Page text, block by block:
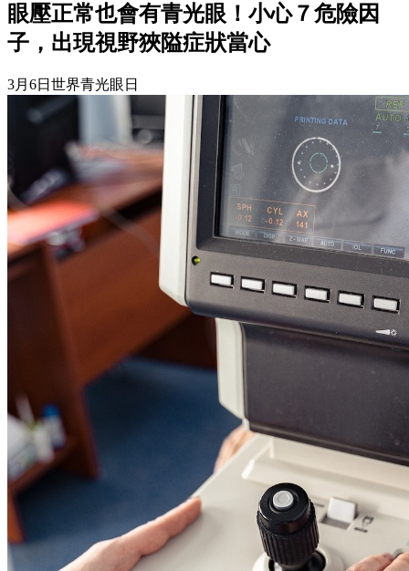
眼壓正常也會有青光眼！小心７危險因
子，出現視野狹隘症狀當心
3月6日世界青光眼日